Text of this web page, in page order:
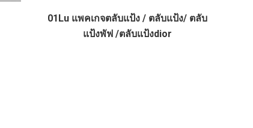
01Lu แพคเกจตลับแป้ง / ตลับแป้ง/ ตลับ
แป้งพัฟ /ตลับแป้งdior